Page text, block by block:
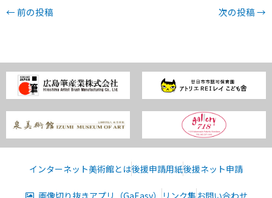
← 前の投稿 次の投稿→
インターネット美術館とは後援申請用紙後援ネット申請
画像切り抜きアプリ（GaEasy） リンク集 お問い合わせ